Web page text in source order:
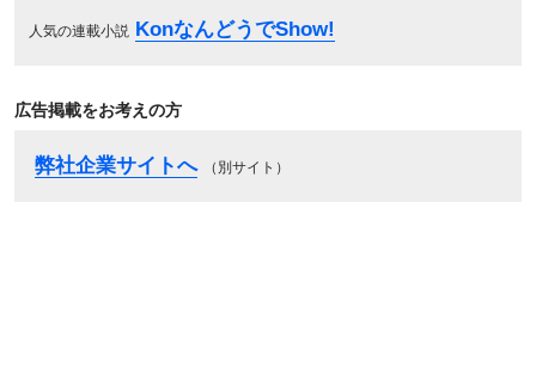
人気の連載小説 KonなんどうでShow!
広告掲載をお考えの方
弊社企業サイトへ （別サイト）